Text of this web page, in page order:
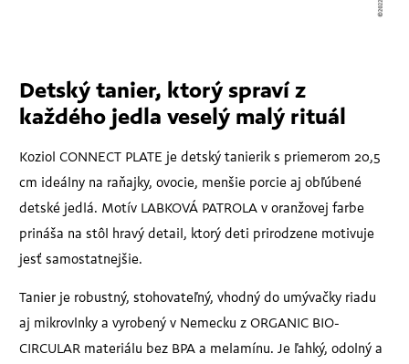
Detský tanier, ktorý spraví z
každého jedla veselý malý rituál
Koziol CONNECT PLATE je detský tanierik s priemerom 20,5
cm ideálny na raňajky, ovocie, menšie porcie aj obľúbené
detské jedlá. Motív LABKOVÁ PATROLA v oranžovej farbe
prináša na stôl hravý detail, ktorý deti prirodzene motivuje
jesť samostatnejšie.
Tanier je robustný, stohovateľný, vhodný do umývačky riadu
aj mikrovlnky a vyrobený v Nemecku z ORGANIC BIO-
CIRCULAR materiálu bez BPA a melamínu. Je ľahký, odolný a